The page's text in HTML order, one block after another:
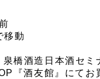
動
橋酒造日本酒セミ
『酒友館』にてお